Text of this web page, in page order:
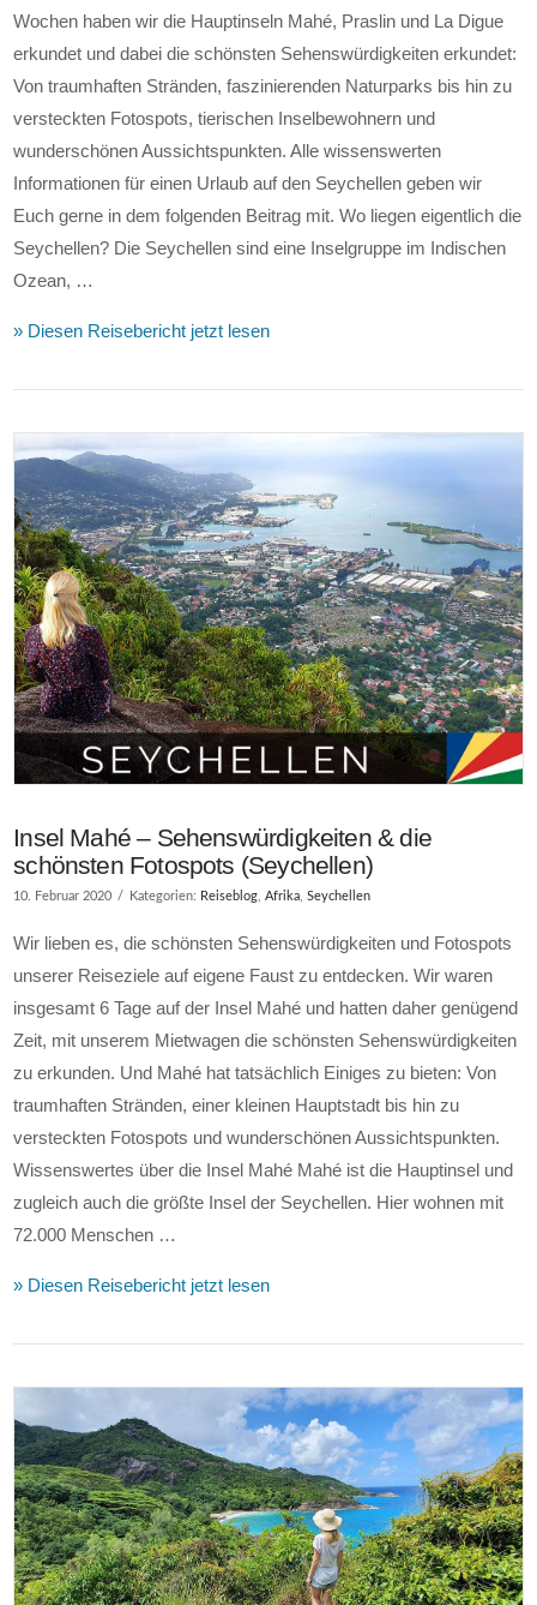
VIEW POST
Wochen haben wir die Hauptinseln Mahé, Praslin und La Digue
erkundet und dabei die schönsten Sehenswürdigkeiten erkundet:
Von traumhaften Stränden, faszinierenden Naturparks bis hin zu
versteckten Fotospots, tierischen Inselbewohnern und
wunderschönen Aussichtspunkten. Alle wissenswerten
Informationen für einen Urlaub auf den Seychellen geben wir
Euch gerne in dem folgenden Beitrag mit. Wo liegen eigentlich die
Seychellen? Die Seychellen sind eine Inselgruppe im Indischen
Ozean, …
» Diesen Reisebericht jetzt lesen
Insel Mahé – Sehenswürdigkeiten & die
schönsten Fotospots (Seychellen)
10. Februar 2020 Kategorien: Reiseblog,Afrika,Seychellen
Wir lieben es, die schönsten Sehenswürdigkeiten und Fotospots
unserer Reiseziele auf eigene Faust zu entdecken. Wir waren
insgesamt 6 Tage auf der Insel Mahé und hatten daher genügend
Zeit, mit unserem Mietwagen die schönsten Sehenswürdigkeiten
zu erkunden. Und Mahé hat tatsächlich Einiges zu bieten: Von
traumhaften Stränden, einer kleinen Hauptstadt bis hin zu
versteckten Fotospots und wunderschönen Aussichtspunkten.
Wissenswertes über die Insel Mahé Mahé ist die Hauptinsel und
zugleich auch die größte Insel der Seychellen. Hier wohnen mit
72.000 Menschen …
» Diesen Reisebericht jetzt lesen